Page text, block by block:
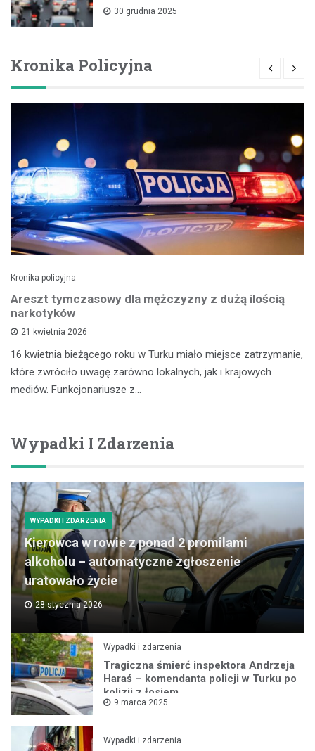
30 grudnia 2025
Kronika Policyjna
Kronika policyjna
Areszt tymczasowy dla mężczyzny z dużą ilością
narkotyków
21 kwietnia 2026
16 kwietnia bieżącego roku w Turku miało miejsce zatrzymanie,
które zwróciło uwagę zarówno lokalnych, jak i krajowych
mediów. Funkcjonariusze z…
Wypadki I Zdarzenia
WYPADKI I ZDARZENIA
Kierowca w rowie z ponad 2 promilami
alkoholu – automatyczne zgłoszenie
uratowało życie
28 stycznia 2026
Wypadki i zdarzenia
Tragiczna śmierć inspektora Andrzeja
Haraś – komendanta policji w Turku po
kolizji z łosiem
9 marca 2025
Wypadki i zdarzenia